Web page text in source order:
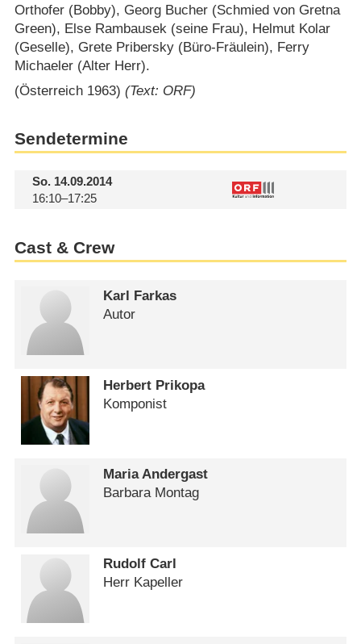
Orthofer (Bobby), Georg Bucher (Schmied von Gretna
Green), Else Rambausek (seine Frau), Helmut Kolar
(Geselle), Grete Pribersky (Büro-Fräulein), Ferry
Michaeler (Alter Herr).
(Österreich 1963) (Text: ORF)
Sendetermine
So.14.09.2014
16:10–17:25
Cast & Crew
Karl Farkas
Autor
Herbert Prikopa
Komponist
Maria Andergast
Barbara Montag
Rudolf Carl
Herr Kapeller